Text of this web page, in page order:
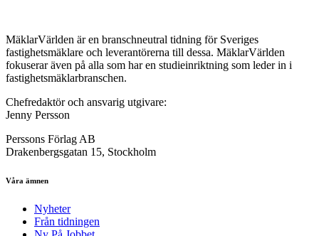
MäklarVärlden är en branschneutral tidning för Sveriges
fastighetsmäklare och leverantörerna till dessa. MäklarVärlden
fokuserar även på alla som har en studieinriktning som leder in i
fastighetsmäklarbranschen.
Chefredaktör och ansvarig utgivare:
Jenny Persson
Perssons Förlag AB
Drakenbergsgatan 15, Stockholm
Våra ämnen
Nyheter
Från tidningen